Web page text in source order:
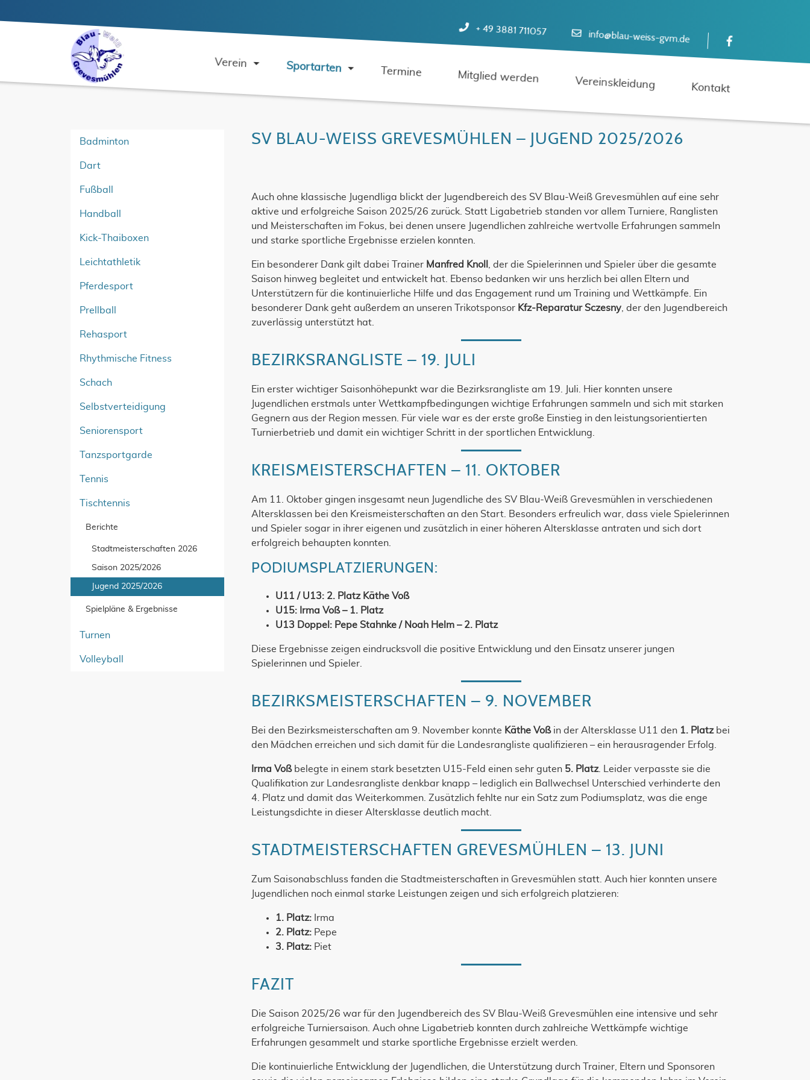
+ 49 3881 711057 info@blau-weiss-gvm.de
Verein Sportarten Termine Mitglied werden Vereinskleidung Kontakt
SV BLAU-WEISS GREVESMÜHLEN – JUGEND 2025/2026
Auch ohne klassische Jugendliga blickt der Jugendbereich des SV Blau-Weiß Grevesmühlen auf eine sehr
aktive und erfolgreiche Saison 2025/26 zurück. Statt Ligabetrieb standen vor allem Turniere, Ranglisten
und Meisterschaften im Fokus, bei denen unsere Jugendlichen zahlreiche wertvolle Erfahrungen sammeln
und starke sportliche Ergebnisse erzielen konnten.
Ein besonderer Dank gilt dabei Trainer Manfred Knoll
, der die Spielerinnen und Spieler über die gesamte
Saison hinweg begleitet und entwickelt hat. Ebenso bedanken wir uns herzlich bei allen Eltern und
Unterstützern für die kontinuierliche Hilfe und das Engagement rund um Training und Wettkämpfe. Ein
besonderer Dank geht außerdem an unseren Trikotsponsor Kfz-Reparatur Sczesny , der den Jugendbereich
zuverlässig unterstützt hat.
BEZIRKSRANGLISTE – 19. JULI
Ein erster wichtiger Saisonhöhepunkt war die Bezirksrangliste am 19. Juli. Hier konnten unsere
Jugendlichen erstmals unter Wettkampfbedingungen wichtige Erfahrungen sammeln und sich mit starken
Gegnern aus der Region messen. Für viele war es der erste große Einstieg in den leistungsorientierten
Turnierbetrieb und damit ein wichtiger Schritt in der sportlichen Entwicklung.
KREISMEISTERSCHAFTEN – 11. OKTOBER
Am 11. Oktober gingen insgesamt neun Jugendliche des SV Blau-Weiß Grevesmühlen in verschiedenen
Altersklassen bei den Kreismeisterschaften an den Start. Besonders erfreulich war, dass viele Spielerinnen
und Spieler sogar in ihrer eigenen und zusätzlich in einer höheren Altersklasse antraten und sich dort
erfolgreich behaupten konnten.
PODIUMSPLATZIERUNGEN:
U11 / U13: 2. Platz Käthe Voß
U15: Irma Voß – 1. Platz
U13 Doppel: Pepe Stahnke / Noah Helm – 2. Platz
Diese Ergebnisse zeigen eindrucksvoll die positive Entwicklung und den Einsatz unserer jungen
Spielerinnen und Spieler.
BEZIRKSMEISTERSCHAFTEN – 9. NOVEMBER
Bei den Bezirksmeisterschaften am 9. November konnte Käthe Voßin der Altersklasse U11 den 1. Platzbei
den Mädchen erreichen und sich damit für die Landesrangliste qualifizieren – ein herausragender Erfolg.
Irma Voßbelegte in einem stark besetzten U15-Feld einen sehr guten 5. Platz. Leider verpasste sie die
Qualifikation zur Landesrangliste denkbar knapp – lediglich ein Ballwechsel Unterschied verhinderte den
4. Platz und damit das Weiterkommen. Zusätzlich fehlte nur ein Satz zum Podiumsplatz, was die enge
Leistungsdichte in dieser Altersklasse deutlich macht.
STADTMEISTERSCHAFTEN GREVESMÜHLEN – 13. JUNI
Zum Saisonabschluss fanden die Stadtmeisterschaften in Grevesmühlen statt. Auch hier konnten unsere
Jugendlichen noch einmal starke Leistungen zeigen und sich erfolgreich platzieren:
1. Platz: Irma
2. Platz: Pepe
3. Platz: Piet
FAZIT
Die Saison 2025/26 war für den Jugendbereich des SV Blau-Weiß Grevesmühlen eine intensive und sehr
erfolgreiche Turniersaison. Auch ohne Ligabetrieb konnten durch zahlreiche Wettkämpfe wichtige
Erfahrungen gesammelt und starke sportliche Ergebnisse erzielt werden.
Die kontinuierliche Entwicklung der Jugendlichen, die Unterstützung durch Trainer, Eltern und Sponsoren
Badminton
Dart
Fußball
Handball
Kick-Thaiboxen
Leichtathletik
Pferdesport
Prellball
Rehasport
Rhythmische Fitness
Schach
Selbstverteidigung
Seniorensport
Tanzsportgarde
Tennis
Tischtennis
Berichte
Stadtmeisterschaften 2026
Saison 2025/2026
Jugend 2025/2026
Spielpläne & Ergebnisse
Turnen
Volleyball